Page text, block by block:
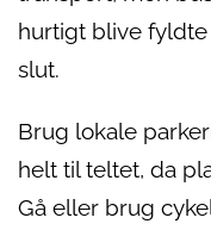
hurtigt blive
slut.
Brug lokale
helt til teltet, da
Gå eller brug